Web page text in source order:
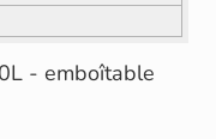
- emboîtable